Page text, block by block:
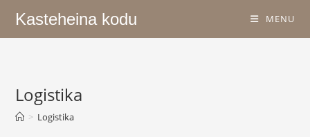
Kasteheina kodu MENU
Logistika
> Logistika